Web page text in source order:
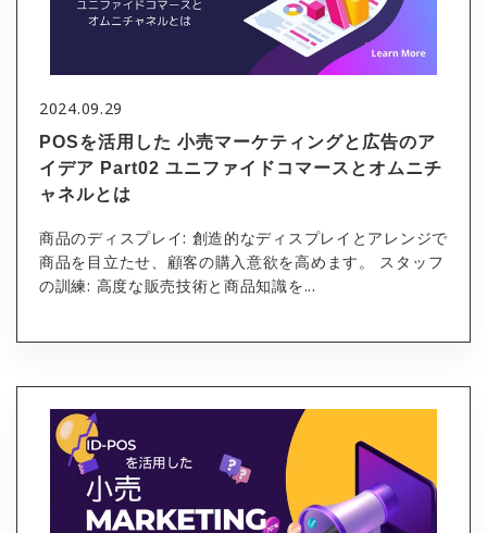
2024.09.29
POSを活用した 小売マーケティングと広告のア
イデア Part02 ユニファイドコマースとオムニチ
ャネルとは
商品のディスプレイ: 創造的なディスプレイとアレンジで
商品を目立たせ、顧客の購入意欲を高めます。 スタッフ
の訓練: 高度な販売技術と商品知識を...